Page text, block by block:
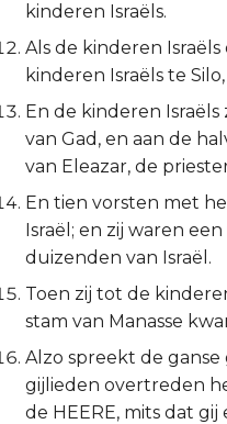
kinderen Israëls.
Als de kinderen
kinderen Israëls te
En de kinderen
van Gad, en aan de
van Eleazar, de
En tien vorsten met
Israël; en zij waren
duizenden van Israël.
Toen zij tot de
stam van Manasse
Alzo spreekt de ganse
gijlieden overtreden
de HEERE, mits dat